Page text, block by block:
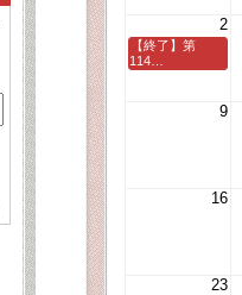
【終了】第
114…
2
9
16
23